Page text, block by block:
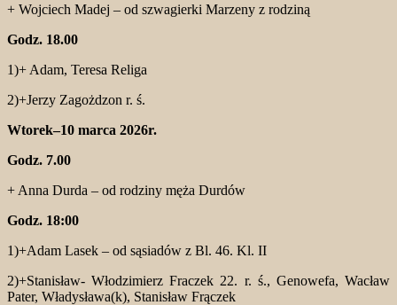
+ Wojciech Madej – od szwagierki Marzeny z rodziną
Godz. 18.00
1)+ Adam, Teresa Religa
2)+Jerzy Zagożdzon r. ś.
Wtorek–10 marca 2026r.
Godz. 7.00
+ Anna Durda – od rodziny męża Durdów
Godz. 18:00
1)+Adam Lasek – od sąsiadów z Bl. 46. Kl. II
2)+Stanisław- Włodzimierz Fraczek 22. r. ś., Genowefa, Wacław
Pater, Władysława(k), Stanisław Frączek